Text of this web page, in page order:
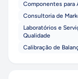
na
e
etc.
Componentes para
Consultoria de
Laboratórios e
Qualidade
Calibração de